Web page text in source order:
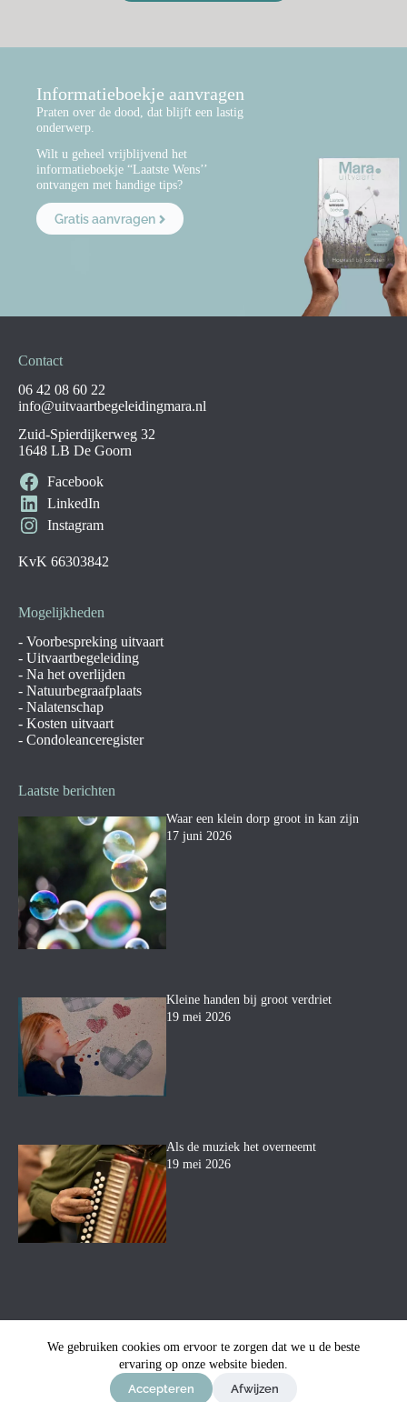
We gebruiken cookies om ervoor te zorgen dat we u de beste
ervaring op onze website bieden.
Accepteren
Afwijzen
Informatieboekje aanvragen
Praten over de dood, dat blijft een lastig
onderwerp.
Wilt u geheel vrijblijvend het
informatieboekje “Laatste Wens’’
ontvangen met handige tips?
Gratis aanvragen
Contact
06 42 08 60 22
info@uitvaartbegeleidingmara.nl
Zuid-Spierdijkerweg 32
1648 LB De Goorn
Facebook
LinkedIn
Instagram
KvK 66303842
Mogelijkheden
- Voorbespreking uitvaart
- Uitvaartbegeleiding
- Na het overlijden
- Natuurbegraafplaats
- Nalatenschap
- Kosten uitvaart
- Condoleanceregister
Laatste berichten
Waar een klein dorp groot in kan zijn
17 juni 2026
Kleine handen bij groot verdriet
19 mei 2026
Als de muziek het overneemt
19 mei 2026
© Uitvaartbegeleiding Mara-Privacyverklaring
Ontwerp & sitebeheer door
ForYou B.V. in samenwerking
metBest4u